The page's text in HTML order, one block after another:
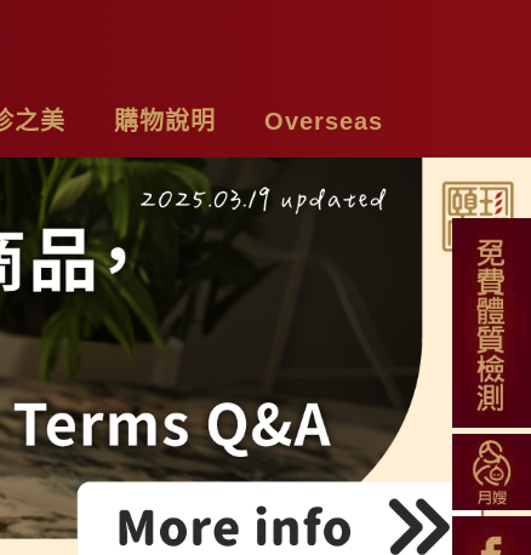
之美
事
們
聲明
購物說明
購物須知
付款方式
配送方式
常見問題
退換貨說明
Overseas
Chicken Essence
Tea Bags
Soup Blend
Functional Herbal Tea